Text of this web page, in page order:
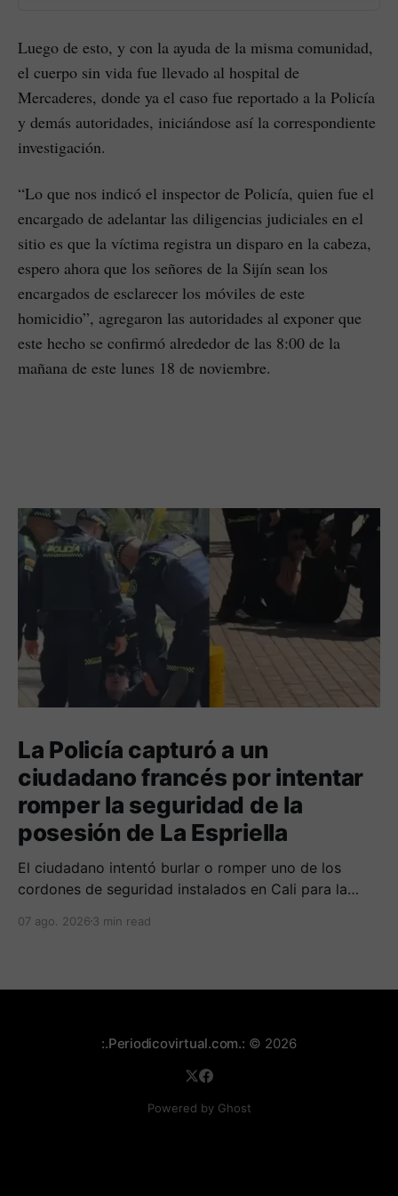
Luego de esto, y con la ayuda de la misma comunidad,
el cuerpo sin vida fue llevado al hospital de
Mercaderes, donde ya el caso fue reportado a la Policía
y demás autoridades, iniciándose así la correspondiente
investigación.
“Lo que nos indicó el inspector de Policía, quien fue el
encargado de adelantar las diligencias judiciales en el
sitio es que la víctima registra un disparo en la cabeza,
espero ahora que los señores de la Sijín sean los
encargados de esclarecer los móviles de este
homicidio”, agregaron las autoridades al exponer que
este hecho se confirmó alrededor de las 8:00 de la
mañana de este lunes 18 de noviembre.
La Policía capturó a un
ciudadano francés por intentar
romper la seguridad de la
posesión de La Espriella
El ciudadano intentó burlar o romper uno de los
cordones de seguridad instalados en Cali para la
Espriella.
07 ago. 2026 3 min read
:.Periodicovirtual.com.: © 2026
Powered by Ghost